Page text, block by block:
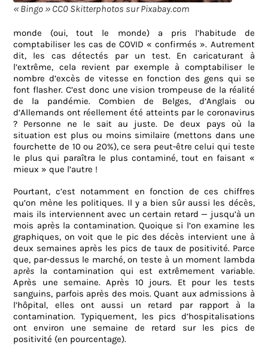
« Bingo » CC0 Skitterphotos sur Pixabay.com
monde (oui, tout le monde) a pris l’habitude de
comptabiliser les cas de COVID « confirmés ». Autrement
dit, les cas détectés par un test. En caricaturant à
l’extrême, cela revient par exemple à comptabiliser le
nombre d’excès de vitesse en fonction des gens qui se
font flasher. C’est donc une vision trompeuse de la réalité
de la pandémie. Combien de Belges, d’Anglais ou
d’Allemands ont réellement été atteints par le coronavirus
? Personne ne le sait au juste. De deux pays où la
situation est plus ou moins similaire (mettons dans une
fourchette de 10 ou 20%), ce sera peut-être celui qui teste
le plus qui paraîtra le plus contaminé, tout en faisant «
mieux » que l’autre !
Pourtant, c’est notamment en fonction de ces chiffres
qu’on mène les politiques. Il y a bien sûr aussi les décès,
mais ils interviennent avec un certain retard — jusqu’à un
mois après la contamination. Quoique si l’on examine les
graphiques, on voit que le pic des décès intervient une à
deux semaines après les pics de taux de positivité. Parce
que, par-dessus le marché, on teste à un moment lambda
après la contamination qui est extrêmement variable.
Après une semaine. Après 10 jours. Et pour les tests
sanguins, parfois après des mois. Quant aux admissions à
l’hôpital, elles ont aussi un retard par rapport à la
contamination. Typiquement, les pics d’hospitalisations
ont environ une semaine de retard sur les pics de
positivité (en pourcentage).